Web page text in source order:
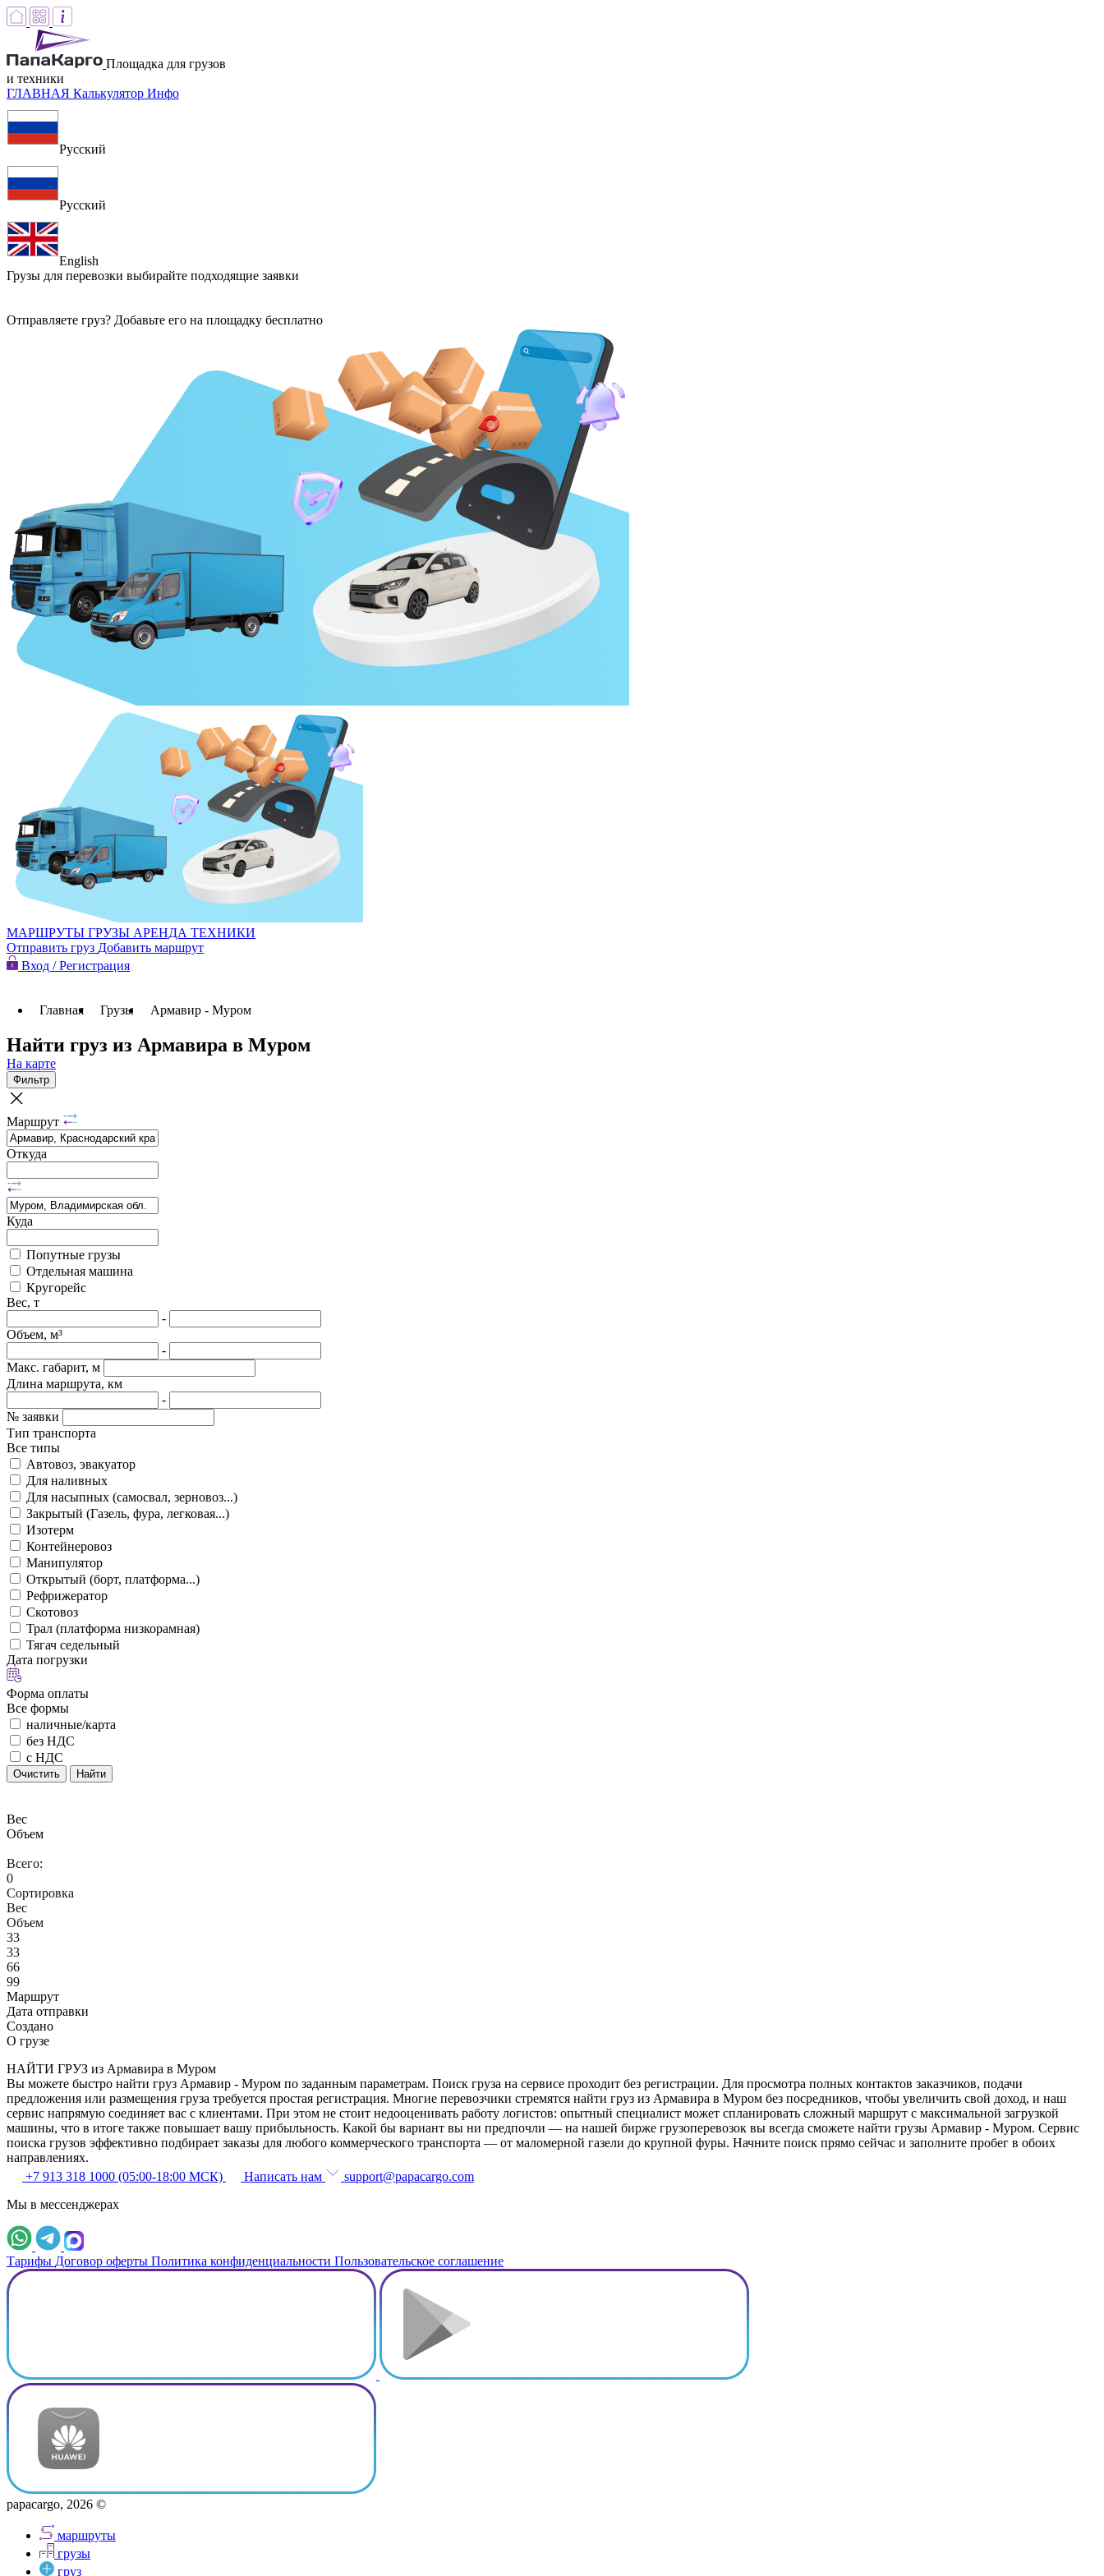
Площадка для грузов
и техники
ГЛАВНАЯ Калькулятор Инфо
Русский
Русский
English
Грузы для перевозки выбирайте подходящие заявки
Отправляете груз? Добавьте его на площадку бесплатно
МАРШРУТЫ ГРУЗЫ АРЕНДА ТЕХНИКИ
Отправить груз Добавить маршрут
Вход / Регистрация
Главная Грузы Армавир - Муром
Найти груз из Армавира в Муром
На карте
Фильтр
Маршрут
Откуда
Куда
Попутные грузы
Отдельная машина
Кругорейс
Вес, т
-
Объем, м³
-
Макс. габарит, м
Длина маршрута, км
-
№ заявки
Тип транспорта
Все типы
Автовоз, эвакуатор
Для наливных
Для насыпных (самосвал, зерновоз...)
Закрытый (Газель, фура, легковая...)
Изотерм
Контейнеровоз
Манипулятор
Открытый (борт, платформа...)
Рефрижератор
Скотовоз
Трал (платформа низкорамная)
Тягач седельный
Дата погрузки
Форма оплаты
Все формы
наличные/карта
без НДС
с НДС
Очистить Найти
Вес
Объем
Всего:
0
Сортировка
Вес
Объем
33
33
66
99
Маршрут
Дата отправки
Создано
О грузе
НАЙТИ ГРУЗ из Армавира в Муром
Вы можете быстро найти груз Армавир - Муром по заданным параметрам. Поиск груза на сервисе проходит без регистрации. Для просмотра полных контактов заказчиков, подачи
предложения или размещения груза требуется простая регистрация. Многие перевозчики стремятся найти груз из Армавира в Муром без посредников, чтобы увеличить свой доход, и наш
сервис напрямую соединяет вас с клиентами. При этом не стоит недооценивать работу логистов: опытный специалист может спланировать сложный маршрут с максимальной загрузкой
машины, что в итоге также повышает вашу прибыльность. Какой бы вариант вы ни предпочли — на нашей бирже грузоперевозок вы всегда сможете найти грузы Армавир - Муром. Сервис
поиска грузов эффективно подбирает заказы для любого коммерческого транспорта — от маломерной газели до крупной фуры. Начните поиск прямо сейчас и заполните пробег в обоих
направлениях.
+7 913 318 1000 (05:00-18:00 МСК)
Написать нам
support@papacargo.com
Мы в мессенджерах
Тарифы Договор оферты Политика конфиденциальности Пользовательское соглашение
papacargo, 2026 ©
маршруты
грузы
груз